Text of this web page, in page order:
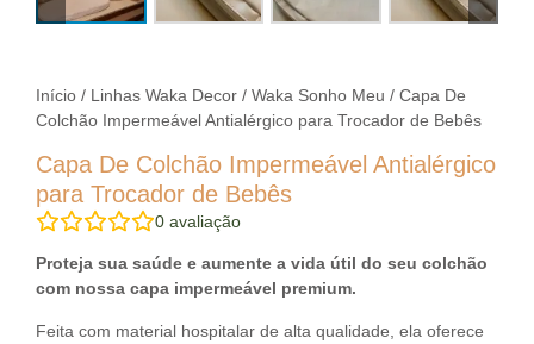
Início / Linhas Waka Decor / Waka Sonho Meu / Capa De
Colchão Impermeável Antialérgico para Trocador de Bebês
Capa De Colchão Impermeável Antialérgico
para Trocador de Bebês
0 avaliação
Proteja sua saúde e aumente a vida útil do seu colchão
com nossa capa impermeável premium.
Feita com material hospitalar de alta qualidade, ela oferece